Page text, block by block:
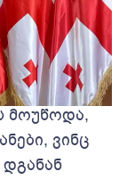
მოუწოდა,
ვინც
დგანან